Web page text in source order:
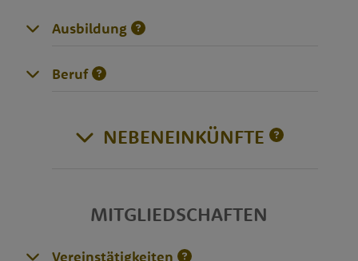
Ausbildung
Beruf
NEBENEINKÜNFTE
MITGLIEDSCHAFTEN
Vereinstätigkeiten